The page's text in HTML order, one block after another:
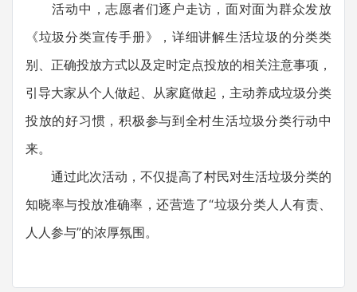
活动中，志愿者们逐户走访，面对面为群众发放
《垃圾分类宣传手册》，详细讲解生活垃圾的分类类
别、正确投放方式以及定时定点投放的相关注意事项，
引导大家从个人做起、从家庭做起，主动养成垃圾分类
投放的好习惯，积极参与到全村生活垃圾分类行动中
来。
通过此次活动，不仅提高了村民对生活垃圾分类的
知晓率与投放准确率，还营造了“垃圾分类人人有责、
人人参与”的浓厚氛围。